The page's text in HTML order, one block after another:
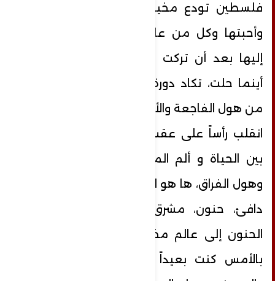
فلسطين تودع مخيمها وأهلها وجيرانها
وأحبتها وكل من عاصرها أو حتى تعرف
إليها بعد أن تركت بصمة حبها وحنانها
أينما حلت، تكاد دورة الحياة تتوقف لدي
من هول الفاجعة والألم ، فهذا العالم الذي
انقلب رأساً على عقب بين الأمس واليوم،
بين الحياة و ألم الموت، بين أمل اللقاء
وهول الفراق، ها هو اليوم ينتقل من عالم
دافئ، حنون، مشرق بابتسامتها ووجها
الحنون إلى عالم مظلم ، حزين حضنه ،
بالأمس كنت بعيداً عنها وأحلم بلقائها